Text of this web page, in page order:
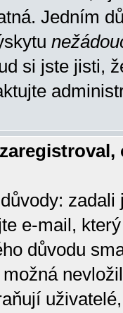
Jedním
si jste jisti,
e-mail,
důvodu